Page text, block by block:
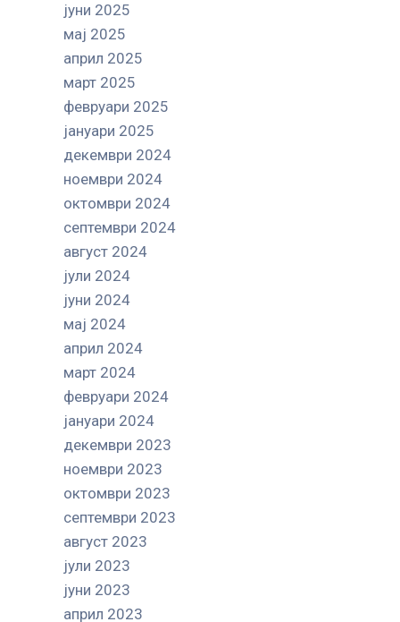
јуни 2025
мај 2025
април 2025
март 2025
февруари 2025
јануари 2025
декември 2024
ноември 2024
октомври 2024
септември 2024
август 2024
јули 2024
јуни 2024
мај 2024
април 2024
март 2024
февруари 2024
јануари 2024
декември 2023
ноември 2023
октомври 2023
септември 2023
август 2023
јули 2023
јуни 2023
април 2023